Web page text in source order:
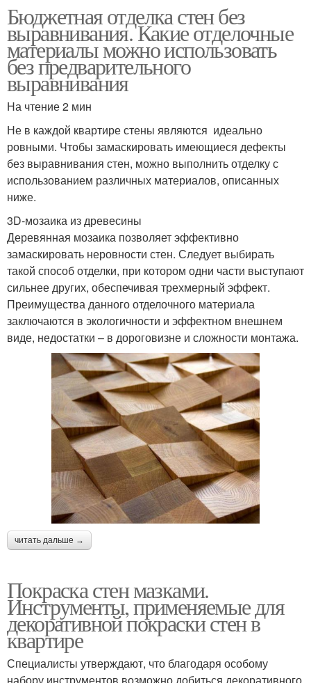
Бюджетная отделка стен без
выравнивания. Какие отделочные
материалы можно использовать
без предварительного
выравнивания
На чтение 2 мин
Не в каждой квартире стены являются идеально
ровными. Чтобы замаскировать имеющиеся дефекты
без выравнивания стен, можно выполнить отделку с
использованием различных материалов, описанных
ниже.
3D-мозаика из древесины
Деревянная мозаика позволяет эффективно
замаскировать неровности стен. Следует выбирать
такой способ отделки, при котором одни части выступают
сильнее других, обеспечивая трехмерный эффект.
Преимущества данного отделочного материала
заключаются в экологичности и эффектном внешнем
виде, недостатки – в дороговизне и сложности монтажа.
читать дальше →
Покраска стен мазками.
Инструменты, применяемые для
декоративной покраски стен в
квартире
Специалисты утверждают, что благодаря особому